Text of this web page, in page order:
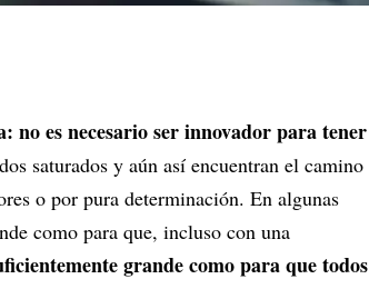
es necesario ser innovador para tener
saturados y aún así encuentran el camino
o por pura determinación. En algunas
como para que, incluso con una
grande como para que todos